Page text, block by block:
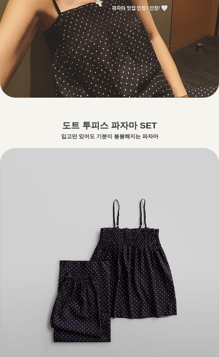
도트 투피스 파자마 SET
입고만 있어도 기분이 봉봉해지는 파자마